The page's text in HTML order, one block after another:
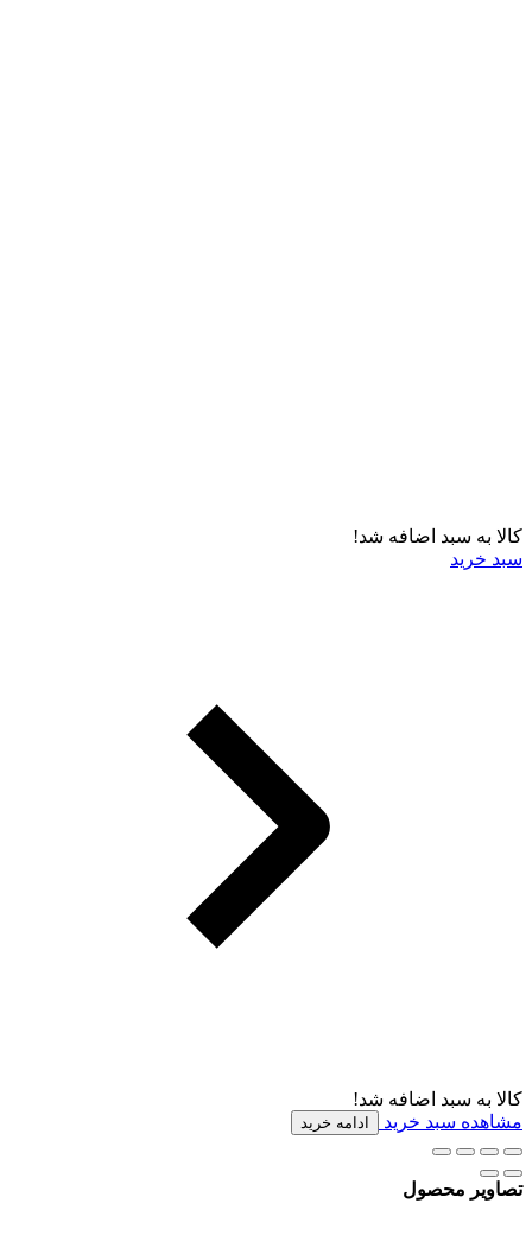
کالا به سبد اضافه شد!
سبد خرید
کالا به سبد اضافه شد!
مشاهده سبد خرید
ادامه خرید
تصاویر محصول